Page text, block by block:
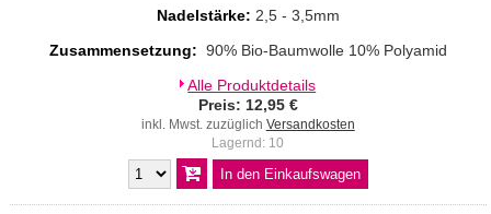
Nadelstärke: 2,5 - 3,5mm
Zusammensetzung: 90% Bio-Baumwolle 10% Polyamid
Alle Produktdetails
Preis: 12,95 €
inkl. Mwst. zuzüglich Versandkosten
Lagernd: 10